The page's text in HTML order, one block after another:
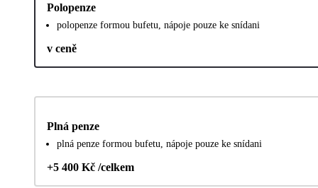
Polopenze
polopenze formou bufetu, nápoje pouze ke snídani
v ceně
Plná penze
plná penze formou bufetu, nápoje pouze ke snídani
+5 400 Kč /celkem